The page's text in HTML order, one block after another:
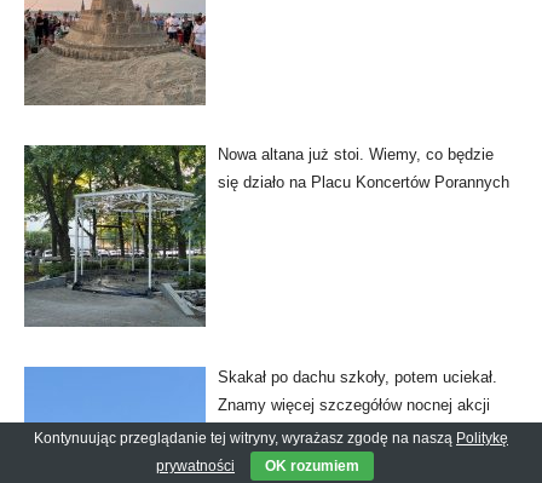
Nowa altana już stoi. Wiemy, co będzie
się działo na Placu Koncertów Porannych
Skakał po dachu szkoły, potem uciekał.
Znamy więcej szczegółów nocnej akcji
służb
Kontynuując przeglądanie tej witryny, wyrażasz zgodę na naszą Politykę
prywatności
OK rozumiem